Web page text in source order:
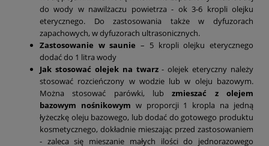
do wody w nawilżaczu powietrza - ok 3-6 kropli olejku
eterycznego. Do zastosowania także w dyfuzorach
zapachowych, w dyfuzorach ultrasonicznych.
Zastosowanie w saunie– 5 kropli olejku eterycznego
dodać do 1 litra wody
Jak stosować olejek na twarz- olejek eteryczny należy
stosować rozcieńczony w wodzie lub w oleju bazowym.
Można stosować parówki, lubzmieszać z olejem
bazowym nośnikowym w proporcji 1 kropla na jedną
łyżeczkę oleju bazowego, lub dodać do gotowego produktu
kosmetycznego, dokładnie mieszając przed zastosowaniem
- zaleca się mieszanie małych ilości do jednorazowego